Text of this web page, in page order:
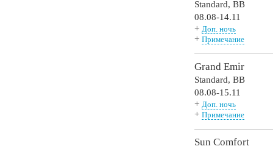
Standard,BB
08.08-14.11
+Доп. ночь
+Примечание
Grand Emir
Standard,BB
08.08-15.11
+Доп. ночь
+Примечание
Sun Comfort